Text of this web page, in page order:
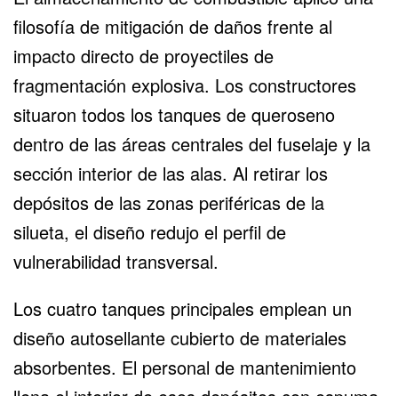
filosofía de mitigación de daños frente al
impacto directo de proyectiles de
fragmentación explosiva. Los constructores
situaron todos los tanques de queroseno
dentro de las áreas centrales del fuselaje y la
sección interior de las alas. Al retirar los
depósitos de las zonas periféricas de la
silueta, el diseño redujo el perfil de
vulnerabilidad transversal.
Los cuatro tanques principales emplean un
diseño autosellante cubierto de materiales
absorbentes. El personal de mantenimiento